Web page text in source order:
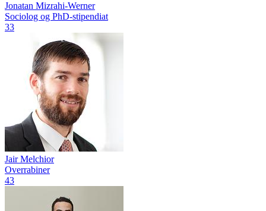
Jonatan Mizrahi-Werner
Sociolog og PhD-stipendiat
33
Jair Melchior
Overrabiner
43